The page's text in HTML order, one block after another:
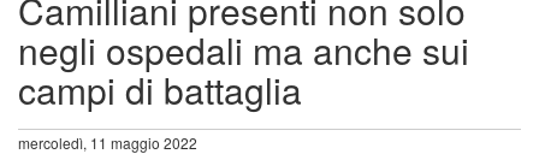
negli ospedali ma anche sui
campi di battaglia
mercoledì, 11 maggio 2022